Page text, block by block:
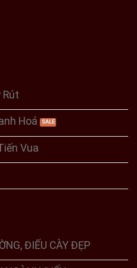
Rút
Hoá
Vua
ĐIẾU CÀY ĐẸP